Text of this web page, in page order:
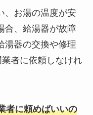
、お湯の温度が安
合、給湯器が故障
湯器の交換や修理
者に依頼しなけれ
者に頼めばいいの